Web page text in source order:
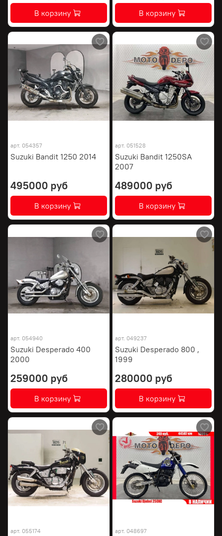
В корзину В корзину
арт. 054357
Suzuki Bandit 1250 2014
495000 руб
В корзину
арт. 051528
Suzuki Bandit 1250SA
2007
489000 руб
В корзину
арт. 054940
Suzuki Desperado 400
2000
259000 руб
В корзину
арт. 049237
Suzuki Desperado 800 ,
1999
280000 руб
В корзину
арт. 055174 арт. 048697